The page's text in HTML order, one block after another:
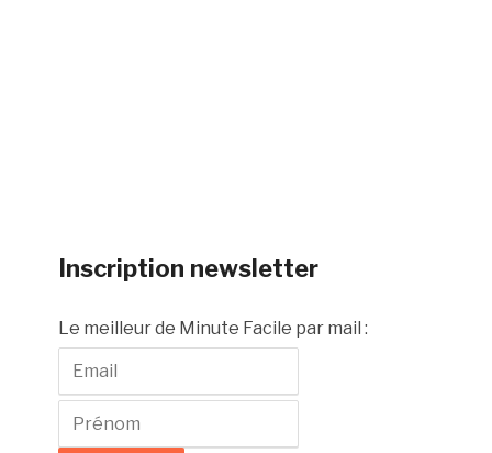
Inscription newsletter
Le meilleur de Minute Facile par mail :